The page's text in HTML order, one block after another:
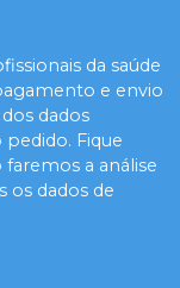
da saúde
e envio
dados
pedido. Fique
a análise
os dados de